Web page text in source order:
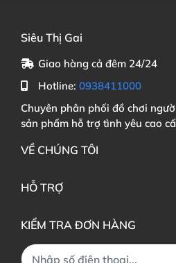
Siêu Thị Gai
Giao hàng cả đêm 24/24
Hotline: 0938411000
Chuyên phân phối đồ chơi
sản phẩm hỗ trợ tình yêu cao
VỀ CHÚNG TÔI
HỖ TRỢ
KIỂM TRA ĐƠN HÀNG